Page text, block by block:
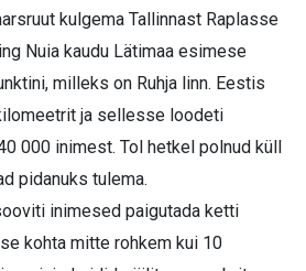
kulgema Tallinnast Raplasse
Nuia kaudu Lätimaa esimese
milleks on Ruhja linn. Eestis
ja sellesse loodeti
000 inimest. Tol hetkel polnud küll
pidanuks tulema.
inimesed paigutada ketti
kohta mitte rohkem kui 10